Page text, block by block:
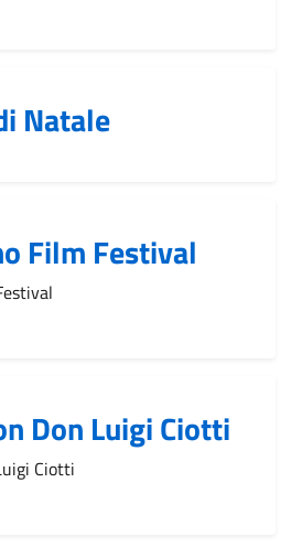
Natale
Film Festival
Don Luigi Ciotti
Ciotti